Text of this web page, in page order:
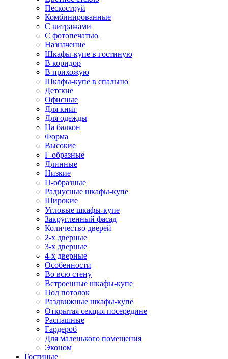
Пескоструй
Комбинированные
С витражами
С фотопечатью
Назначение
Шкафы-купе в гостиную
В коридор
В прихожую
Шкафы-купе в спальню
Детские
Офисные
Для книг
Для одежды
На балкон
Форма
Высокие
Г-образные
Длинные
Низкие
П-образные
Радиусные шкафы-купе
Широкие
Угловые шкафы-купе
Закругленный фасад
Количество дверей
2-х дверные
3-х дверные
4-х дверные
Особенности
Во всю стену
Встроенные шкафы-купе
Под потолок
Раздвижные шкафы-купе
Открытая секция посередине
Распашные
Гардероб
Для маленького помещения
Эконом
Гостиные